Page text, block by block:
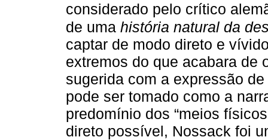
considerado pelo crítico
de uma história natural da
captar de modo direto e
extremos do que acabara de
sugerida com a expressão
pode ser tomado como a
predomínio dos “meios
direto possível, Nossack foi